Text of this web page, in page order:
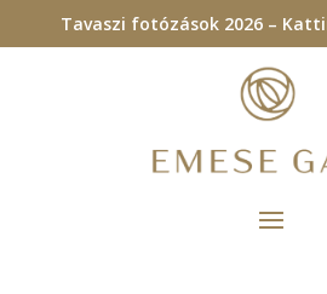
Tavaszi fotózások 2026 –